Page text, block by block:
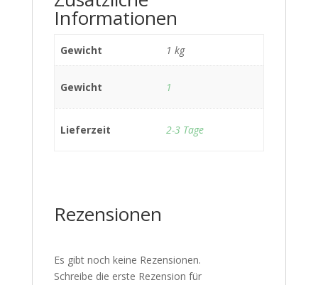
Informationen
Gewicht 1 kg
Gewicht 1
Lieferzeit 2-3 Tage
Rezensionen
Es gibt noch keine Rezensionen.
Schreibe die erste Rezension für